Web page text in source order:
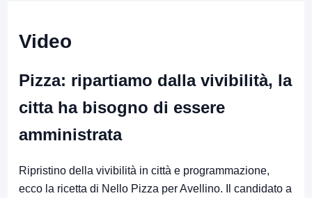
Video
Pizza: ripartiamo dalla vivibilità, la
citta ha bisogno di essere
amministrata
Ripristino della vivibilità in città e programmazione,
ecco la ricetta di Nello Pizza per Avellino. Il candidato a